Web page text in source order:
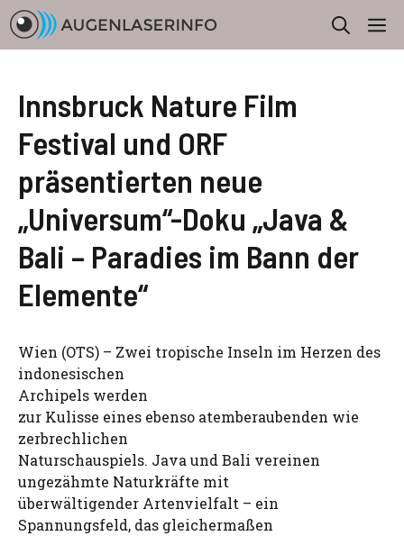
Zum
Inhalt
springen
Innsbruck Nature Film
Festival und ORF
präsentierten neue
„Universum“-Doku „Java &
Bali – Paradies im Bann der
Elemente“
Wien (OTS) – Zwei tropische Inseln im Herzen des
indonesischen
Archipels werden
zur Kulisse eines ebenso atemberaubenden wie
zerbrechlichen
Naturschauspiels. Java und Bali vereinen
ungezähmte Naturkräfte mit
überwältigender Artenvielfalt – ein
Spannungsfeld, das gleichermaßen